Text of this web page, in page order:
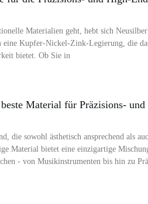
Materialien geht, hebt sich
eine Kupfer-Nickel-Zink-Legierung, die
bietet. Ob Sie in
Material für Präzisions-
die sowohl ästhetisch ansprechend als
Material bietet eine einzigartige
- von Musikinstrumenten bis hin zu